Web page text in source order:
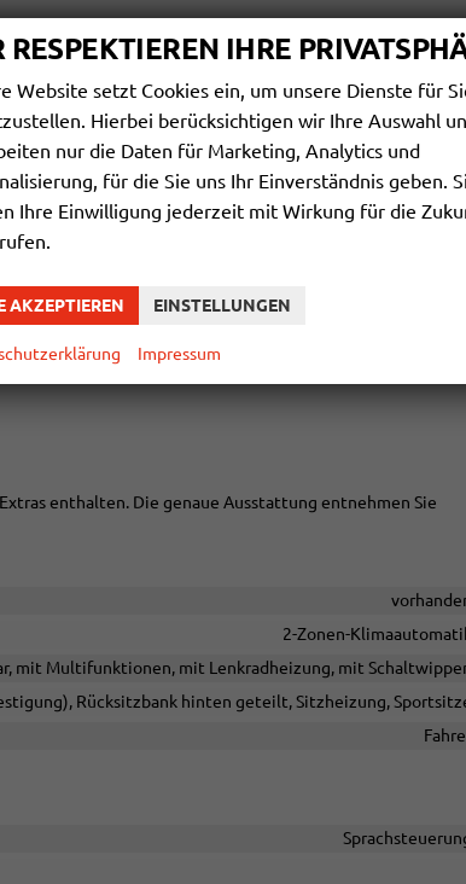
Funktion manuell
enthalten. Die genaue Ausstattung entnehmen Sie
2-Zonen-
mit Multifunktionen, mit Lenkradheizung, mit
Rücksitzbank hinten geteilt, Sitzheizung,
RESPEKTIEREN IHRE
Website setzt Cookies ein, um unsere Dienste für
Hierbei berücksichtigen wir Ihre Auswahl
nur die Daten für Marketing, Analytics und
für die Sie uns Ihr Einverständnis geben.
Ihre Einwilligung jederzeit mit Wirkung für die
AKZEPTIEREN EINSTELLUNGEN
Impressum